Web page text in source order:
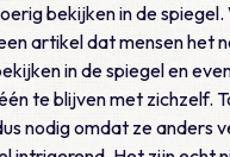
bekijken in de spiegel.
artikel dat mensen het
in de spiegel en
te blijven met zichzelf.
nodig omdat ze anders